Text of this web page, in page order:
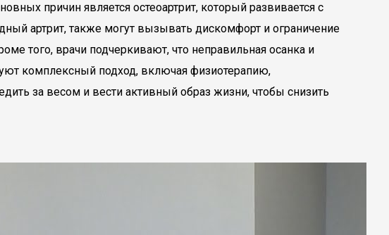
причин является остеоартрит, который развивается с
артрит, также могут вызывать дискомфорт и ограничение
того, врачи подчеркивают, что неправильная осанка и
комплексный подход, включая физиотерапию,
за весом и вести активный образ жизни, чтобы снизить